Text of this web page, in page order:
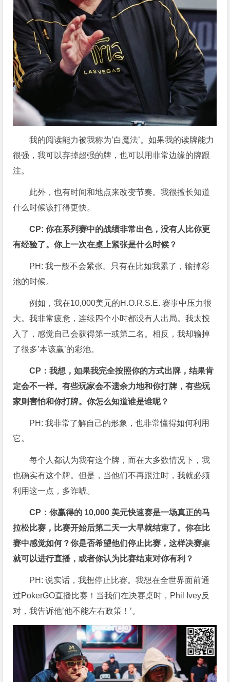
我的阅读能力被我称为’白魔法’。如果我的读牌能力
很强，我可以弃掉超强的牌，也可以用非常边缘的牌跟
注。
此外，也有时间和地点来改变节奏。我很擅长知道
什么时候该打得更快。
CP: 你在系列赛中的战绩非常出色，没有人比你更
有经验了。你上一次在桌上紧张是什么时候？
PH: 我一般不会紧张。只有在比如我累了，输掉彩
池的时候。
例如，我在10,000美元的H.O.R.S.E. 赛事中压力很
大。我非常疲惫，连续四个小时都没有人出局。我太投
入了，感觉自己会获得第一或第二名。相反，我却输掉
了很多’本该赢’的彩池。
CP：我想，如果我完全按照你的方式出牌，结果肯
定会不一样。有些玩家会不遗余力地和你打牌，有些玩
家则害怕和你打牌。你怎么知道谁是谁呢？
PH: 我非常了解自己的形象，也非常懂得如何利用
它。
每个人都认为我有这个牌，而在大多数情况下，我
也确实有这个牌。但是，当他们不再跟注时，我就必须
利用这一点，多诈唬。
CP：你赢得的 10,000 美元快速赛是一场真正的马
拉松比赛，比赛开始后第二天一大早就结束了。你在比
赛中感觉如何？你是否希望他们停止比赛，这样决赛桌
就可以进行直播，或者你认为比赛结束对你有利？
PH: 说实话，我想停止比赛。我想在全世界面前通
过PokerGO直播比赛！当我们在决赛桌时，Phil Ivey反
对，我告诉他’他不能左右政策！’。